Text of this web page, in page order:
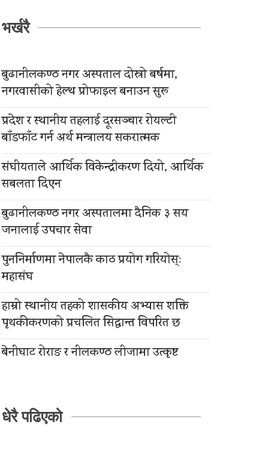
भर्खरै
बुढानीलकण्ठ नगर अस्पताल दोस्रो बर्षमा,
नगरवासीको हेल्थ प्रोफाइल बनाउन सुरू
प्रदेश र स्थानीय तहलाई दूरसञ्चार रोयल्टी
बाँडफाँट गर्न अर्थ मन्त्रालय सकरात्मक
संघीयताले आर्थिक विकेन्द्रीकरण दियो, आर्थिक
सबलता दिएन
बुढानीलकण्ठ नगर अस्पतालमा दैनिक ३ सय
जनालाई उपचार सेवा
पुननिर्माणमा नेपालकै काठ प्रयोग गरियोस्ः
महासंघ
हाम्रो स्थानीय तहको शासकीय अभ्यास शक्ति
पृथकीकरणको प्रचलित सिद्धान्त विपरित छ
बेनीघाट रोराङ र नीलकण्ठ लीजामा उत्कृष्ट
धेरै पढिएको